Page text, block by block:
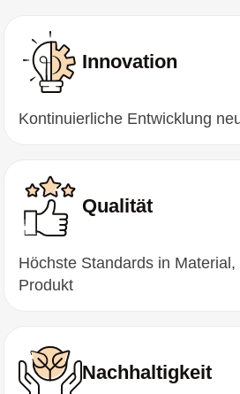
Innovation
Kontinuierliche Entwicklung
Qualität
Höchste Standards in
Produkt
Nachhaltigkeit